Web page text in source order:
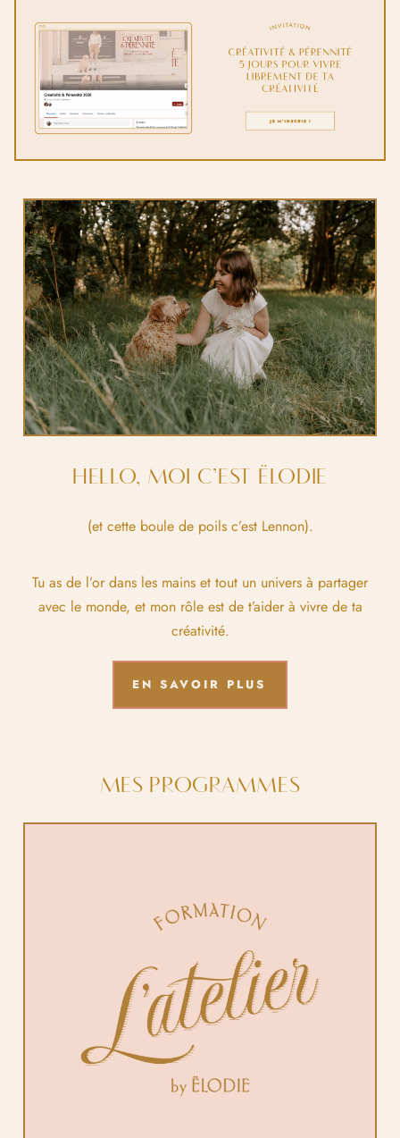
HELLO, MOI C’EST ËLODIE
(et cette boule de poils c’est Lennon).
Tu as de l’or dans les mains et tout un univers à partager
avec le monde, et mon rôle est de t’aider à vivre de ta
créativité.
EN SAVOIR PLUS
MES PROGRAMMES